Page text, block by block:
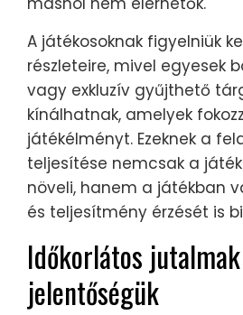
A játékosoknak figyelniük
részleteire, mivel egyesek
vagy exkluzív gyűjthető
kínálhatnak, amelyek
játékélményt. Ezeknek a
teljesítése nemcsak a
növeli, hanem a játékban
és teljesítmény érzését is
Időkorlátos
jelentőségük